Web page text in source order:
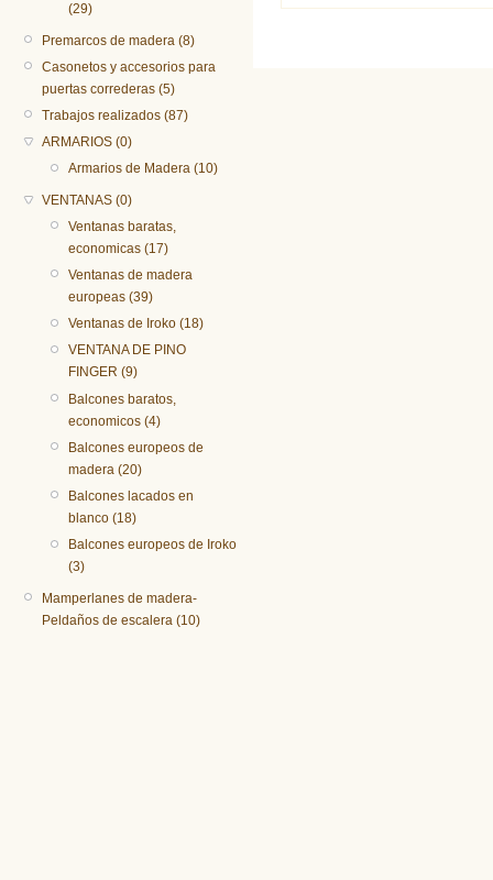
(29)
Premarcos de madera (8)
Casonetos y accesorios para
puertas correderas (5)
Trabajos realizados (87)
ARMARIOS (0)
Armarios de Madera (10)
VENTANAS (0)
Ventanas baratas,
economicas (17)
Ventanas de madera
europeas (39)
Ventanas de Iroko (18)
VENTANA DE PINO
FINGER (9)
Balcones baratos,
economicos (4)
Balcones europeos de
madera (20)
Balcones lacados en
blanco (18)
Balcones europeos de Iroko
(3)
Mamperlanes de madera-
Peldaños de escalera (10)